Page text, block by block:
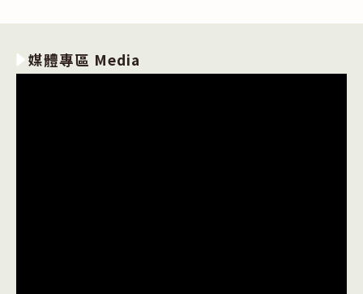
媒體專區 Media